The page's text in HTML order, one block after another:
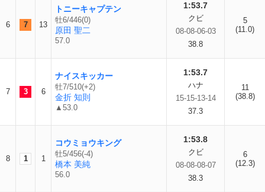
6 7 13
トニーキャプテン
牡6/446(0)
原田 聖二
57.0
1:53.7
クビ
08-08-06-03
38.8
5
(11.0)
7 3 6
ナイスキッカー
牡7/510(+2)
金折 知則
▲53.0
1:53.7
ハナ
15-15-13-14
37.3
11
(38.8)
8 1 1
コウミョウキング
牡5/456(-4)
橋本 美純
56.0
1:53.8
クビ
08-08-08-07
38.3
6
(12.3)